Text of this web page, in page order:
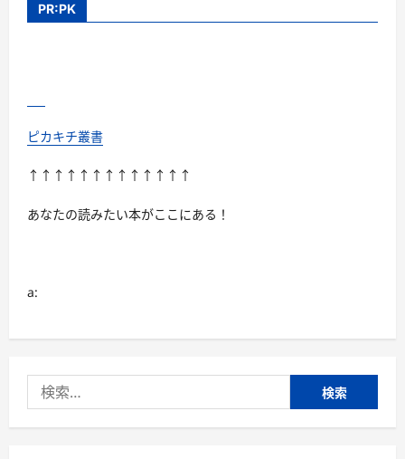
は
種
類、
し
て
と
つ
さ
ら
PR:PK
ピカキチ叢書
↑↑↑↑↑↑↑↑↑↑↑↑↑
あなたの読みたい本がここにある！
a:
索: